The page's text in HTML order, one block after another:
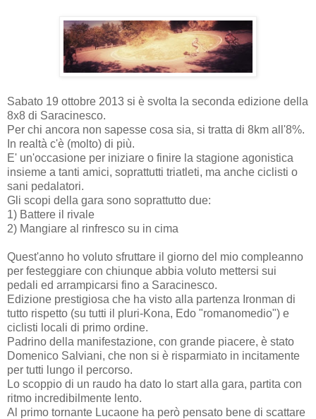
Sabato 19 ottobre 2013 si è svolta la seconda edizione della
8x8 di Saracinesco.
Per chi ancora non sapesse cosa sia, si tratta di 8km all'8%.
In realtà c'è (molto) di più.
E' un'occasione per iniziare o finire la stagione agonistica
insieme a tanti amici, soprattutti triatleti, ma anche ciclisti o
sani pedalatori.
Gli scopi della gara sono soprattutto due:
1) Battere il rivale
2) Mangiare al rinfresco su in cima
Quest'anno ho voluto sfruttare il giorno del mio compleanno
per festeggiare con chiunque abbia voluto mettersi sui
pedali ed arrampicarsi fino a Saracinesco.
Edizione prestigiosa che ha visto alla partenza Ironman di
tutto rispetto (su tutti il pluri-Kona, Edo "romanomedio") e
ciclisti locali di primo ordine.
Padrino della manifestazione, con grande piacere, è stato
Domenico Salviani, che non si è risparmiato in incitamente
per tutti lungo il percorso.
Lo scoppio di un raudo ha dato lo start alla gara, partita con
ritmo incredibilmente lento.
Al primo tornante Lucaone ha però pensato bene di scattare